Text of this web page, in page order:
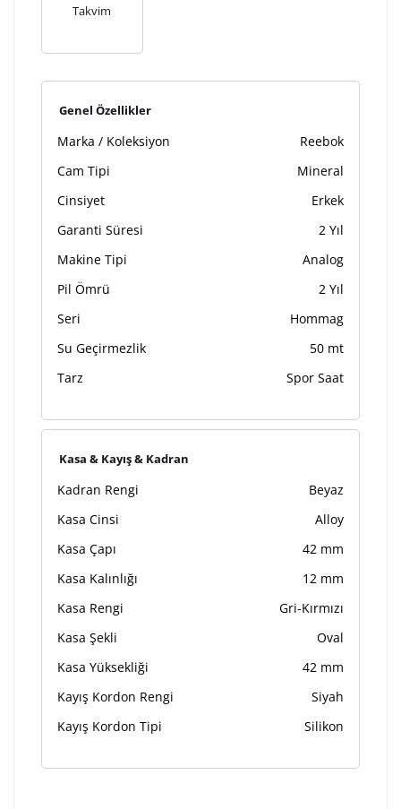
Takvim
Genel Özellikler
Marka / Koleksiyon
Reebok
Cam Tipi
Mineral
Cinsiyet
Erkek
Garanti Süresi
2 Yıl
Makine Tipi
Analog
Pil Ömrü
2 Yıl
Seri
Hommag
Su Geçirmezlik
50 mt
Tarz
Spor Saat
Kasa & Kayış & Kadran
Kadran Rengi
Beyaz
Kasa Cinsi
Alloy
Kasa Çapı
42 mm
Kasa Kalınlığı
12 mm
Kasa Rengi
Gri-Kırmızı
Kasa Şekli
Oval
Kasa Yüksekliği
42 mm
Kayış Kordon Rengi
Siyah
Kayış Kordon Tipi
Silikon